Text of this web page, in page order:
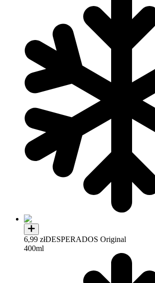
6,99 złDESPERADOS Original
400ml